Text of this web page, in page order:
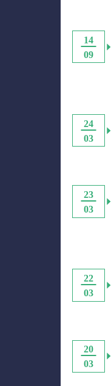
14
09
24
03
23
03
22
03
20
03